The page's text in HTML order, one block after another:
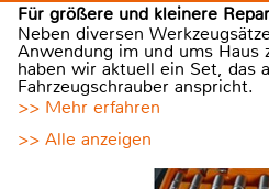
Für größere und kleinere
Neben diversen
Anwendung im und ums Haus
haben wir aktuell ein Set, das
Fahrzeugschrauber anspricht.
>> Mehr erfahren
>> Alle anzeigen